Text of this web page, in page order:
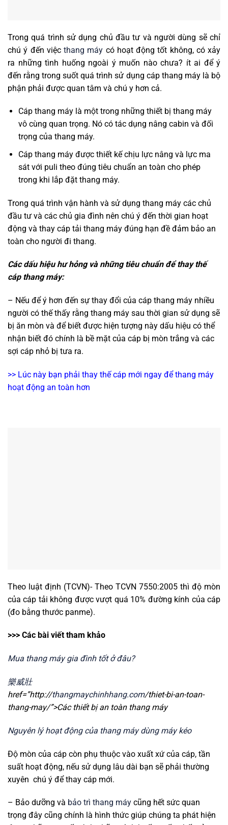
Trong quá trình sử dụng chủ đầu tư và người dùng sẽ chỉ
chú ý đến việc thang máy có hoạt động tốt không, có xảy
ra những tình huống ngoài ý muốn nào chưa? ít ai để ý
đến rằng trong suốt quá trình sử dụng cáp thang máy là bộ
phận phải được quan tâm và chú y hơn cả.
Cáp thang máy là một trong những thiết bị thang máy
vô cùng quan trọng. Nó có tác dụng nâng cabin và đối
trọng của thang máy.
Cáp thang máy được thiết kế chịu lực nâng và lực ma
sát với puli theo đúng tiêu chuẩn an toàn cho phép
trong khi lắp đặt thang máy.
Trong quá trình vận hành và sử dụng thang máy các chủ
đầu tư và các chủ gia đình nên chú ý đến thời gian hoạt
động và thay cáp tải thang máy đúng hạn đề đảm bảo an
toàn cho người đi thang.
Các dấu hiệu hư hỏng và những tiêu chuẩn để thay thế
cáp thang máy:
– Nếu để ý hơn đến sự thay đổi của cáp thang máy nhiều
người có thế thấy rằng thang máy sau thời gian sử dụng sẽ
bị ăn mòn và để biết được hiện tượng này dấu hiệu có thể
nhận biết đó chính là bề mặt của cáp bị mòn trắng và các
sợi cáp nhỏ bị tưa ra.
>> Lúc này bạn phải thay thế cáp mới ngay để thang máy
hoạt động an toàn hơn
Theo luật định (TCVN)- Theo TCVN 7550:2005 thì độ mòn
của cáp tải không được vượt quá 10% đường kính của cáp
(đo bằng thước panme).
>>> Các bài viết tham khảo
Mua thang máy gia đình tốt ở đâu?
樂威壯
href=”http://thangmaychinhhang.com/thiet-bi-an-toan-
thang-may/”>Các thiết bị an toàn thang máy
Nguyên lý hoạt động của thang máy dùng máy kéo
Độ mòn của cáp còn phụ thuộc vào xuất xứ của cáp, tần
suất hoạt động, nếu sử dụng lâu dài bạn sẽ phải thường
xuyên chú ý để thay cáp mới.
– Bảo dưỡng và bảo trì thang máy cũng hết sức quan
trọng đây cũng chính là hình thức giúp chúng ta phát hiện